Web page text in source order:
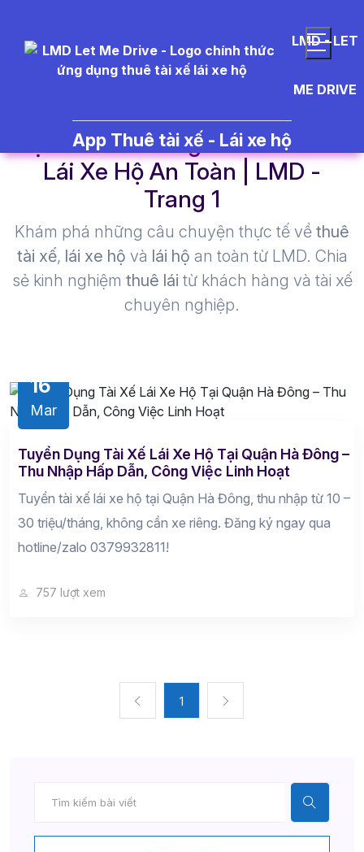
LMD - LET
ME DRIVE
App Thuê tài xế - Lái xe hộ
việc làm Hà Đông - Thuê Tài Xế
Lái Xe Hộ An Toàn | LMD -
Trang 1​
Khám phá những câu chuyện thực tế về thuê
tài xế, lái xe hộ và lái hộ an toàn từ LMD. Chia
sẻ kinh nghiệm thuê lái từ khách hàng và tài xế
chuyên nghiệp.
16
Mar
Tuyển Dụng Tài Xế Lái Xe Hộ Tại Quận Hà Đông –
Thu Nhập Hấp Dẫn, Công Việc Linh Hoạt
Tuyển tài xế lái xe hộ tại Quận Hà Đông, thu nhập từ 10 –
30 triệu/tháng, không cần xe riêng. Đăng ký ngay qua
hotline/zalo 0379932811!
757 lượt xem
1